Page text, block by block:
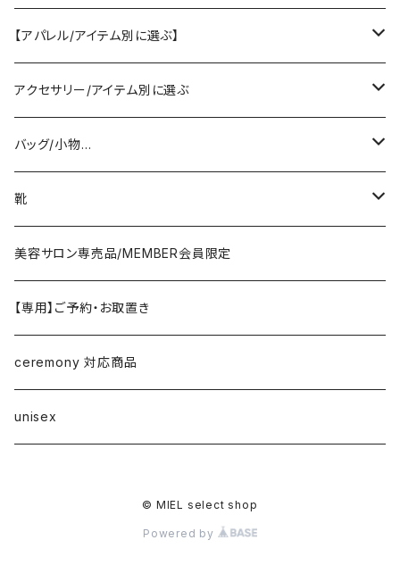
SELECT／ORIGINAL
PASSIONE/cafune
ヤマトドレス／dolly-sean／DONEEYU／他
lovint
RISLEY
CHIGNON／YENN／Mewl
LEMELANGE／ESPEYRAC
anana
【アパレル/アイテム別に選ぶ】
outer
coat/down
jacket/blouson
tops
knit/sweat/parker
T-shirt/cutsew
bottom
denim
pants
one-piece/salopette
inner/underwear
アクセサリー/アイテム別に選ぶ
pierce/earring/ear cuff
necklace/top
ring
bracelet/anklet
hair accessory
corsage/broach
バッグ/小物…
bag
stol・muffler・scarf
belt
hat・cap
arm cover
靴
sandal
sneaker
loafer／flat shoes
pumps・mule
美容サロン専売品/MEMBER会員限定
【専用】ご予約・お取置き
ceremony 対応商品
unisex
© MIEL select shop
Powered by